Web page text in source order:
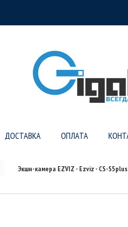
ДОСТАВКА ОПЛАТА
Экшн-камера EZVIZ - Ezviz - CS-